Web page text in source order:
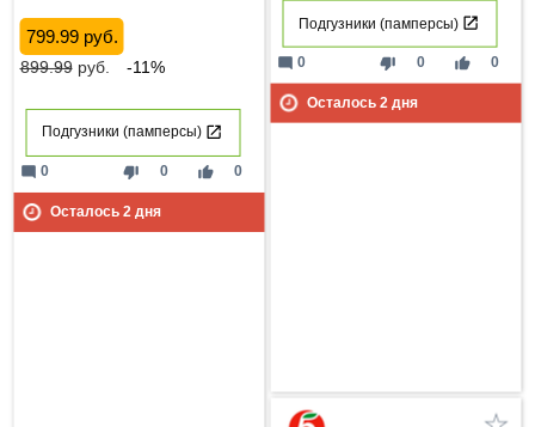
Подгузники (памперсы)
thumb_down 0 thumb_up 0
mode_comment 0
Осталось 2дня
799.99 руб.
899.99руб. -11%
Подгузники (памперсы)
thumb_down 0 thumb_up 0
mode_comment 0
Осталось 2 дня